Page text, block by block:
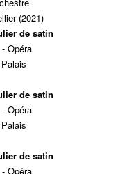
(2021)
de satin
Opéra
de satin
Opéra
de satin
Opéra